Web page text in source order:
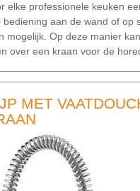
elke professionele keuken
aan de wand of
mogelijk. Op deze manier
over een kraan voor de
MET